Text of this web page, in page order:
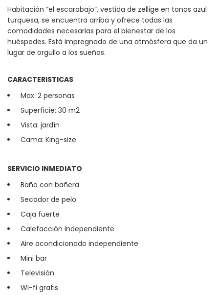
Habitación “el escarabajo”, vestida de zellige en tonos azul
turquesa, se encuentra arriba y ofrece todas las
comodidades necesarias para el bienestar de los
huéspedes. Está impregnado de una atmósfera que da un
lugar de orgullo a los sueños.
CARACTERISTICAS
Max: 2 personas
Superficie: 30 m2
Vista: jardín
Cama: King-size
SERVICIO INMEDIATO
Baño con bañera
Secador de pelo
Caja fuerte
Calefacción independiente
Aire acondicionado independiente
Mini bar
Televisión
Wi-fi gratis